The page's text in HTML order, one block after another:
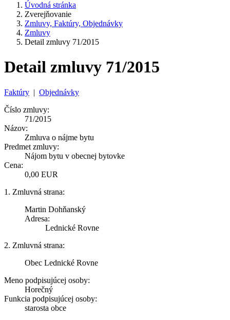
Úvodná stránka
Zverejňovanie
Zmluvy, Faktúry, Objednávky
Zmluvy
Detail zmluvy 71/2015
Detail zmluvy 71/2015
Faktúry | Objednávky
Číslo zmluvy:
71/2015
Názov:
Zmluva o nájme bytu
Predmet zmluvy:
Nájom bytu v obecnej bytovke
Cena:
0,00 EUR
1. Zmluvná strana:
Martin Dohňanský
Adresa:
Lednické Rovne
2. Zmluvná strana:
Obec Lednické Rovne
Meno podpisujúcej osoby:
Horečný
Funkcia podpisujúcej osoby:
starosta obce